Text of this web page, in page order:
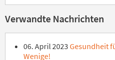
Verwandte Nachrichten
06. April 2023 Gesundheit
Wenige!